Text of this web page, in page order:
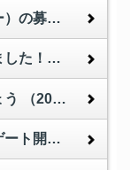
ついて
！！ （2026
（2026年06月22日 ）
のお知らせ